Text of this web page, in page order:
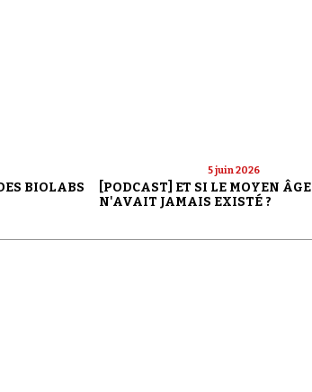
BIOLABS
5 juin 2026
[PODCAST] ET SI LE MOYEN ÂGE
N'AVAIT JAMAIS EXISTÉ ?